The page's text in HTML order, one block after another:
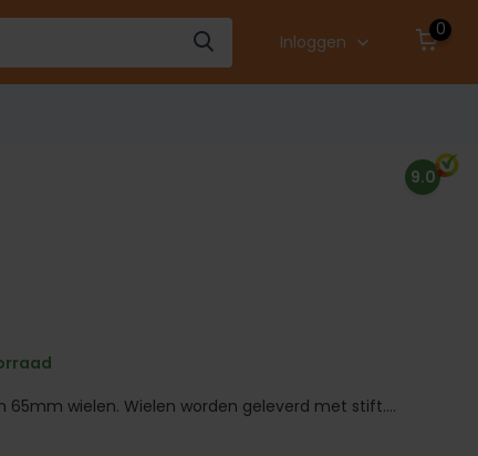
Inloggen
0
9.0
65mm wielen. Wielen worden geleverd met stift....